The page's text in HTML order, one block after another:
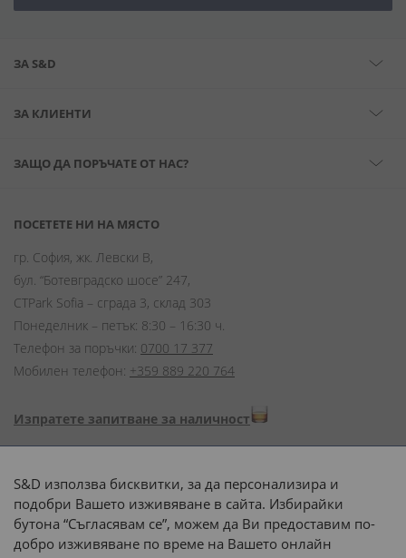
ЗА S&D
ЗА КЛИЕНТИ
ЗАЩО ДА ПОРЪЧАТЕ ОТ НАС?
ПОСЕТЕТЕ НИ НА МЯСТО
гр. София, жк. Левски В,
бул. “Ботевградско шосе” 247,
CTPark Sofia – сграда 3, склад 303
Понеделник – петък: 8:30 – 16:30 ч.
Телефон за поръчки: 0700 17 377
Мобилен телефон: +359 889 220 764
Изпратете запитване за наличност
Начини на плащане:
S&D използва бисквитки, за да персонализира и
подобри Вашето изживяване в сайта. Избирайки
бутона “Съгласявам се”, можем да Ви предоставим по-
добро изживяване по време на Вашето онлайн